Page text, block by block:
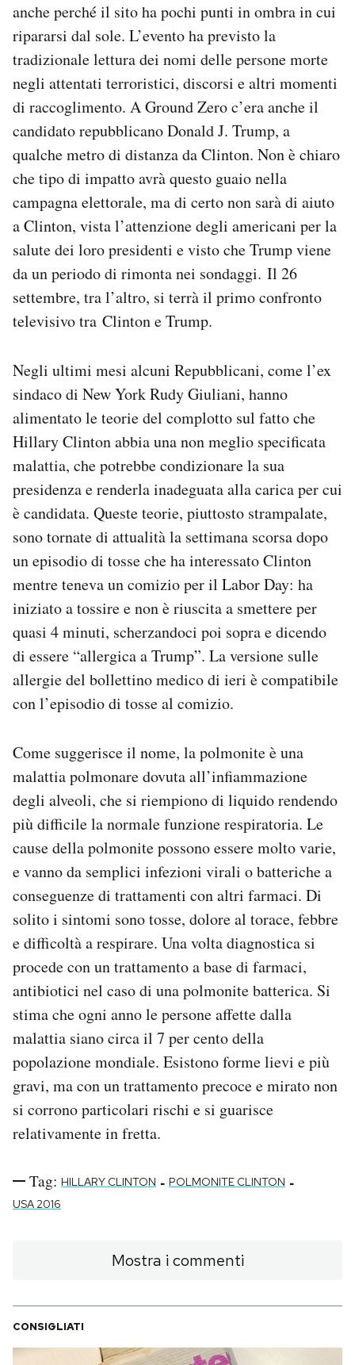
anche perché il sito ha pochi punti in ombra in cui
ripararsi dal sole. L’evento ha previsto la
tradizionale lettura dei nomi delle persone morte
negli attentati terroristici, discorsi e altri momenti
di raccoglimento. A Ground Zero c’era anche il
candidato repubblicano Donald J. Trump, a
qualche metro di distanza da Clinton. Non è chiaro
che tipo di impatto avrà questo guaio nella
campagna elettorale, ma di certo non sarà di aiuto
a Clinton, vista l’attenzione degli americani per la
salute dei loro presidenti e visto che Trump viene
da un periodo di rimonta nei sondaggi. Il 26
settembre, tra l’altro, si terrà il primo confronto
televisivo tra Clinton e Trump.
Negli ultimi mesi alcuni Repubblicani, come l’ex
sindaco di New York Rudy Giuliani, hanno
alimentato le teorie del complotto sul fatto che
Hillary Clinton abbia una non meglio specificata
malattia, che potrebbe condizionare la sua
presidenza e renderla inadeguata alla carica per cui
è candidata. Queste teorie, piuttosto strampalate,
sono tornate di attualità la settimana scorsa dopo
un episodio di tosse che ha interessato Clinton
mentre teneva un comizio per il Labor Day: ha
iniziato a tossire e non è riuscita a smettere per
quasi 4 minuti, scherzandoci poi sopra e dicendo
di essere “allergica a Trump”. La versione sulle
allergie del bollettino medico di ieri è compatibile
con l’episodio di tosse al comizio.
Come suggerisce il nome, la polmonite è una
malattia polmonare dovuta all’infiammazione
degli alveoli, che si riempiono di liquido rendendo
più difficile la normale funzione respiratoria. Le
cause della polmonite possono essere molto varie,
e vanno da semplici infezioni virali o batteriche a
conseguenze di trattamenti con altri farmaci. Di
solito i sintomi sono tosse, dolore al torace, febbre
e difficoltà a respirare. Una volta diagnostica si
procede con un trattamento a base di farmaci,
antibiotici nel caso di una polmonite batterica. Si
stima che ogni anno le persone affette dalla
malattia siano circa il 7 per cento della
popolazione mondiale. Esistono forme lievi e più
gravi, ma con un trattamento precoce e mirato non
si corrono particolari rischi e si guarisce
relativamente in fretta.
Tag: HILLARY CLINTON - POLMONITE CLINTON -
USA 2016
Mostra i commenti
CONSIGLIATI